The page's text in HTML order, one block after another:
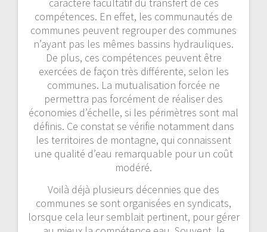
compétences. En effet, les communautés de
communes peuvent regrouper des communes
n’ayant pas les mêmes bassins hydrauliques.
De plus, ces compétences peuvent être
exercées de façon très différente, selon les
communes. La mutualisation forcée ne
permettra pas forcément de réaliser des
économies d’échelle, si les périmètres sont mal
définis. Ce constat se vérifie notamment dans
les territoires de montagne, qui connaissent
une qualité d’eau remarquable pour un coût
modéré.
Voilà déjà plusieurs décennies que des
communes se sont organisées en syndicats,
lorsque cela leur semblait pertinent, pour gérer